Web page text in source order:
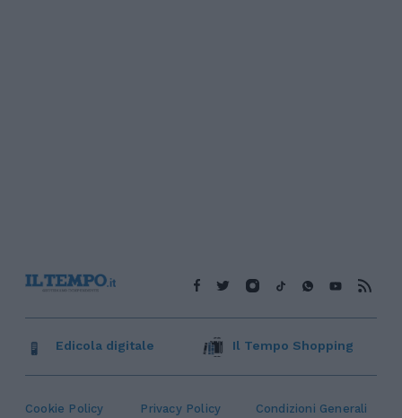
Cookie Policy Privacy Policy Condizioni Generali
Edicola digitale Il Tempo Shopping